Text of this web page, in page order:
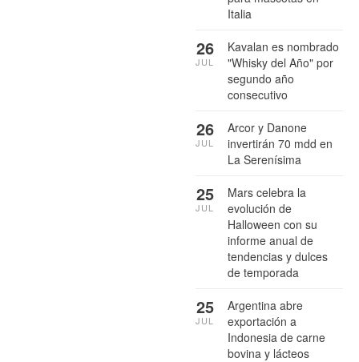
Italia
Kavalan es nombrado
"Whisky del Año" por
segundo año
consecutivo
26
JUL
Arcor y Danone
invertirán 70 mdd en
La Serenísima
26
JUL
Mars celebra la
evolución de
Halloween con su
informe anual de
tendencias y dulces
de temporada
25
JUL
Argentina abre
exportación a
Indonesia de carne
bovina y lácteos
25
JUL